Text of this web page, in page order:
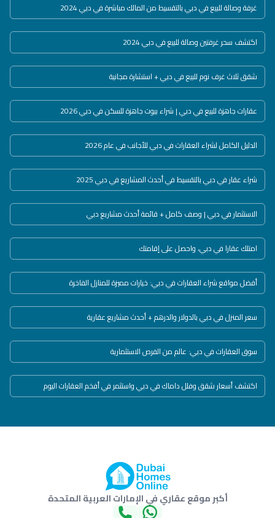
غرفة وصالة للبيع في دبي بالتقسيط من المالك مباشرة في دبي 2024
اكتشف سحر غرفتين وصالة للبيع في دبي 2024
شقق ثلاث غرف نوم للبيع في دبي + استشارة مجانية
عقارات جاهزة للبيع في دبي | شراء بيوت جاهزة للسكن في دبي 2026
الدليل الكامل لشراء العقارات في دبي للأجانب في عام 2026
شراء عقار في دبي بالتقسيط في أحدث المشاريع في دبي 2025
الاستثمار في دبي | وصف كامل + قائمة أحدث مشاريع دبي
امتلك عقارا في دبي، واحصل على إقامتك
أفضل مواقع شراء العقارات في دبي: خيارات مميزة للمنازل الفاخرة
سعر المنزل في دبي بالدولار والدرهم + أحدث مشاريع عقارية
سوق العقارات في دبي: عالم من الفرص الاستثمارية
اكتشف أسعار شقق وفلل داماك في دبي واستثمر في أفخم العقارات اليوم
أكبر موقع عقاري في الإمارات العربية المتحدة